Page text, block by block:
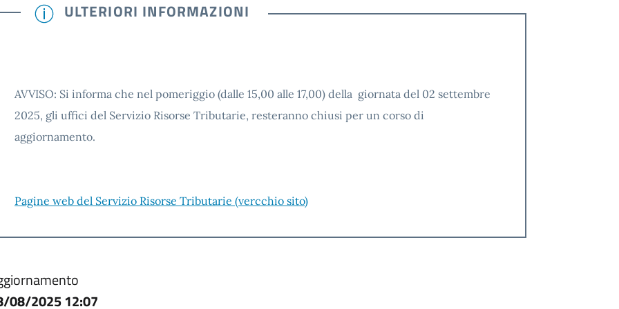
ULTERIORI INFORMAZIONI
AVVISO: Si informa che nel pomeriggio (dalle 15,00 alle 17,00) della giornata del 02 settembre
2025, gli uffici del Servizio Risorse Tributarie, resteranno chiusi per un corso di
aggiornamento.
Pagine web del Servizio Risorse Tributarie (vercchio sito)
08/2025 12:07